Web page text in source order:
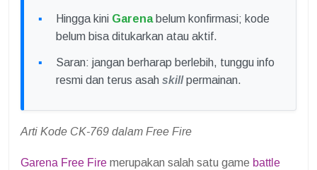
Hingga kini Garenabelum konfirmasi; kode
belum bisa ditukarkan atau aktif.
Saran: jangan berharap berlebih, tunggu info
resmi dan terus asah skillpermainan.
Arti Kode CK-769 dalam Free Fire
Garena Free Fire merupakan salah satu game battle